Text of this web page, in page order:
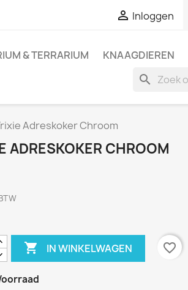
 Inloggen
& TERRARIUM KNAAGDIEREN
search
Adreskoker Chroom
ADRESKOKER CHROOM
 IN WINKELWAGEN favorite_border